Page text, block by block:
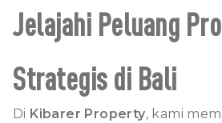
Jelajahi Peluang
Strategis di Bali
Di Kibarer Property, kami